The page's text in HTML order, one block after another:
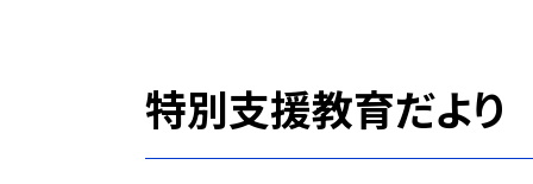
特別支援教育だより